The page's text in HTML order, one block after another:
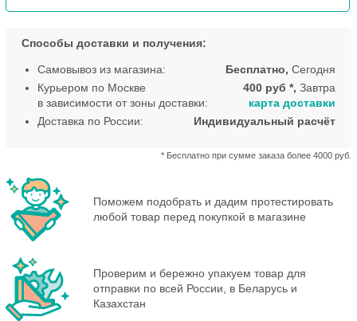
Способы доставки и получения:
Самовывоз из магазина: Бесплатно, Сегодня
Курьером по Москве
в зависимости от зоны доставки:
400 руб *, Завтра
* Бесплатно при сумме заказа более 4000 руб.
карта доставки
Доставка по России:
Индивидуальный расчёт
Поможем подобрать и дадим протестировать
любой товар перед покупкой в магазине
Проверим и бережно упакуем товар для
отправки по всей России, в Беларусь и
Казахстан